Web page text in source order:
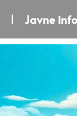
Javne